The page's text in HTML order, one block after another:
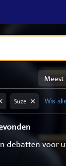
Sorteren
op
meest
Suze Wis
debatten voor